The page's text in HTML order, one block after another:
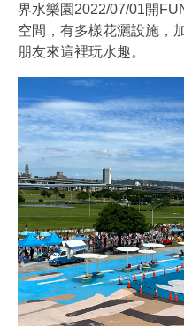
界水樂園2022/07/01開
空間，有多樣花灑設施，
朋友來這裡玩水趣。